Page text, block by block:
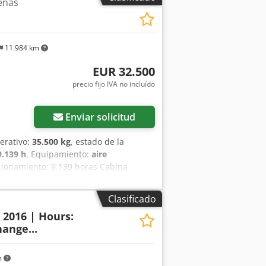
Número de serie:
con Gerrit Haverhoek.
11.984 km
EUR 32.500
precio fijo IVA no incluído
Enviar solicitud
35.500 kg, estado de la
h, Equipamiento: aire
9.139 horas Cabina
Dcsdpfszp Rm Rsx An Esk Brazo
pinza o cizalla) Acoplamiento rápido
Tren de rodaje conservado
Isuzu de 202 kW Certificación CE
Clasificado
2016 | Hours: